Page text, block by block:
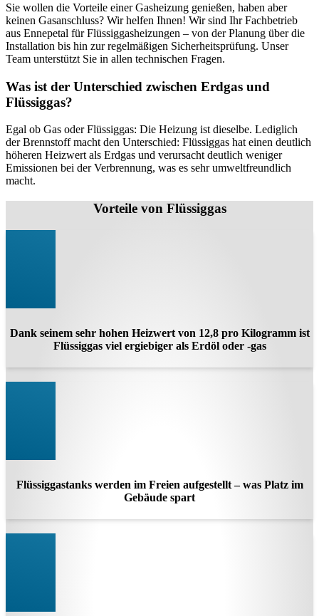
Sie wollen die Vorteile einer Gasheizung genießen, haben aber
keinen Gasanschluss? Wir helfen Ihnen! Wir sind Ihr Fachbetrieb
aus Ennepetal für Flüssiggasheizungen – von der Planung über die
Installation bis hin zur regelmäßigen Sicherheitsprüfung. Unser
Team unterstützt Sie in allen technischen Fragen.
Was ist der Unterschied zwischen Erdgas und
Flüssiggas?
Egal ob Gas oder Flüssiggas: Die Heizung ist dieselbe. Lediglich
der Brennstoff macht den Unterschied: Flüssiggas hat einen deutlich
höheren Heizwert als Erdgas und verursacht deutlich weniger
Emissionen bei der Verbrennung, was es sehr umweltfreundlich
macht.
Vorteile von Flüssiggas
Dank seinem sehr hohen Heizwert von 12,8 pro Kilogramm ist
Flüssiggas viel ergiebiger als Erdöl oder -gas
Flüssiggastanks werden im Freien aufgestellt – was Platz im
Gebäude spart